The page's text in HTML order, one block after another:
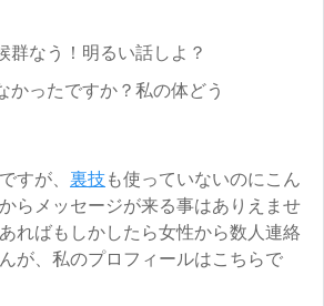
群なう！明るい話しよ？
かったですか？私の体どう
すが、 裏技も使っていないのにこん
らメッセージが来る事はありえませ
ればもしかしたら女性から数人連絡
が、私のプロフィールはこちらで